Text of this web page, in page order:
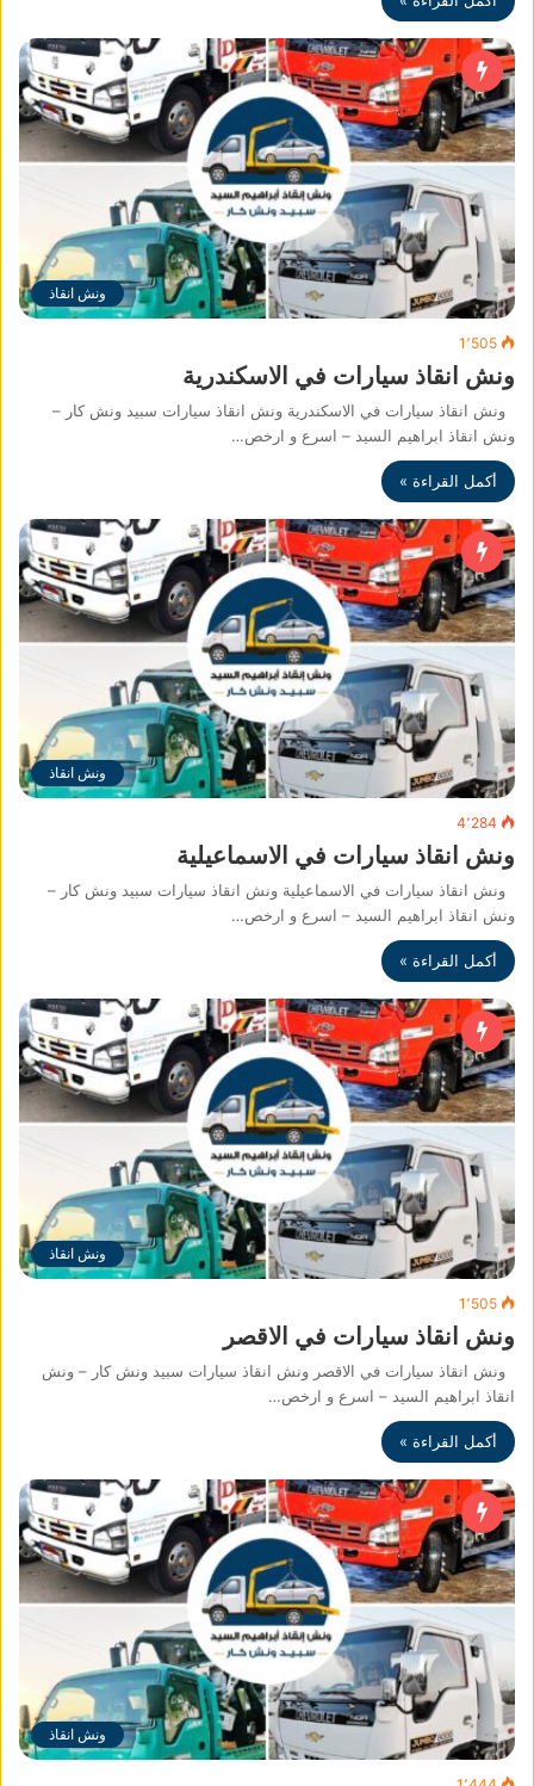
ونش انقاذ
1٬505
ونش انقاذ سيارات في الاسكندرية
ونش انقاذ سيارات في الاسكندرية ونش انقاذ سيارات سبيد ونش كار –
ونش انقاذ ابراهيم السيد – اسرع و ارخص…
أكمل القراءة »
ونش انقاذ
4٬284
ونش انقاذ سيارات في الاسماعيلية
ونش انقاذ سيارات في الاسماعيلية ونش انقاذ سيارات سبيد ونش كار –
ونش انقاذ ابراهيم السيد – اسرع و ارخص…
أكمل القراءة »
ونش انقاذ
1٬505
ونش انقاذ سيارات في الاقصر
ونش انقاذ سيارات في الاقصر ونش انقاذ سيارات سبيد ونش كار – ونش
انقاذ ابراهيم السيد – اسرع و ارخص…
أكمل القراءة »
ونش انقاذ